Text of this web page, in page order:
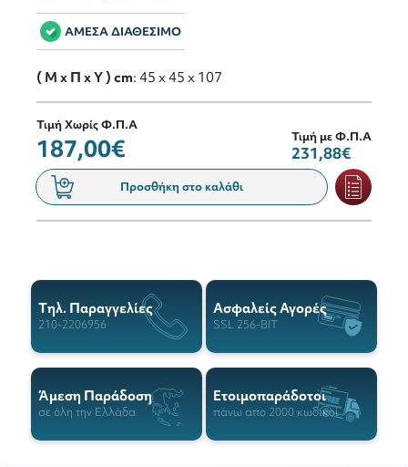
ΑΜΕΣΑ ΔΙΑΘΕΣΙΜΟ
( M x Π x Y ) cm: 45 x 45 x 107
Τιμή Χωρίς Φ.Π.Α
187,00€ Τιμή με Φ.Π.Α
231,88€
Προσθήκη στο καλάθι
Tηλ. Παραγγελίες
210-2206956
Ασφαλείς Αγορές
SSL 256-BIT
Άμεση Παράδοση
σε όλη την Ελλάδα
Ετοιμοπαράδοτοι
πάνω απο 2000 κωδικοί